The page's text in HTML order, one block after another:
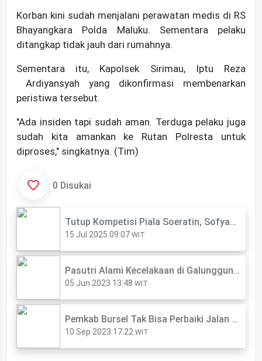
Korban kini sudah menjalani perawatan medis di RS
Bhayangkara Polda Maluku. Sementara pelaku
ditangkap tidak jauh dari rumahnya.
Sementara itu, Kapolsek Sirimau, Iptu Reza
Ardiyansyah yang dikonfirmasi membenarkan
peristiwa tersebut.
"Ada insiden tapi sudah aman. Terduga pelaku juga
sudah kita amankan ke Rutan Polresta untuk
diproses," singkatnya. (Tim)
0 Disukai
Tutup Kompetisi Piala Soeratin, Sofyan : Ajang Ini Harus Digelar Secara Masif
15 Jul 2025 09:07 WIT
Pasutri Alami Kecelakaan di Galunggung, Ini Penyebabnya
05 Jun 2023 13:48 WIT
Pemkab Bursel Tak Bisa Perbaiki Jalan Depan Kantor Disdukcapil, Ini Alasannya
10 Sep 2023 17:22 WIT